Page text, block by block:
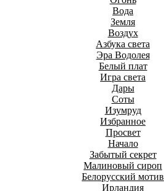
Вода
Земля
Воздух
Азбука света
Эра Водолея
Белый плат
Игра света
Дары
Соты
Изумруд
Избранное
Просвет
Начало
Забытый секрет
Малиновый сироп
Белорусский мотив
Ирландия